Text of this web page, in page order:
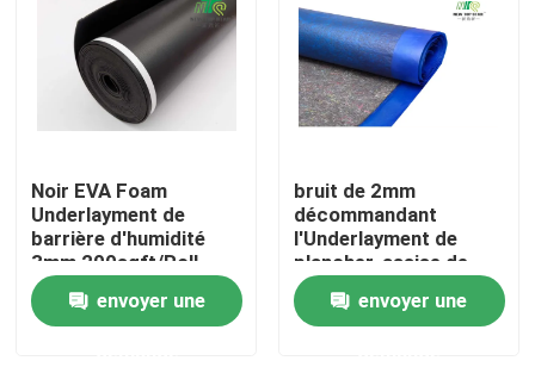
Underlayment de plancher de SPC
Underlayment acoustique de plancher
Underlayment de plancher de bois dur
Underlayment de mousse d'IXPE
Noir EVA Foam
Underlayment de
barrière d'humidité
3mm 200sqft/Roll
envoyer une
bruit de 2mm
décommandant
l'Underlayment de
plancher, assise de
mousse de barrière de
la vapeur 110kg/M3
envoyer une